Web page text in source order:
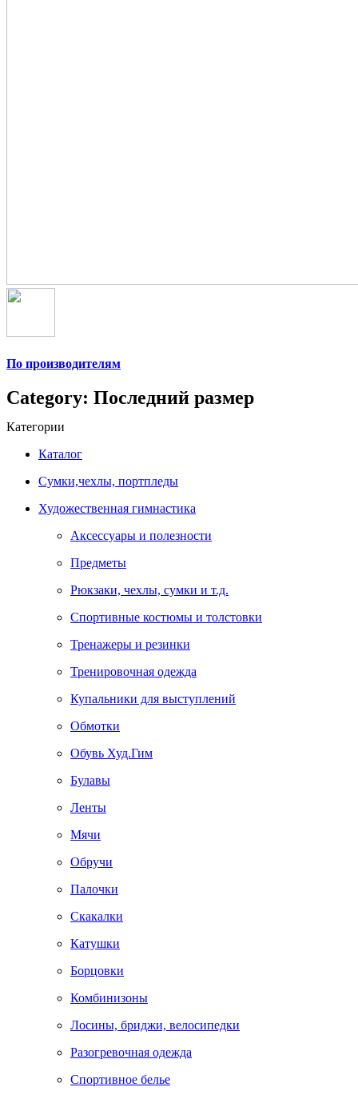
По производителям
Category: Последний размер
Категории
Каталог
Сумки,чехлы, портпледы
Художественная гимнастика
Аксессуары и полезности
Предметы
Рюкзаки, чехлы, сумки и т.д.
Спортивные костюмы и толстовки
Тренажеры и резинки
Тренировочная одежда
Купальники для выступлений
Обмотки
Обувь Худ.Гим
Булавы
Ленты
Мячи
Обручи
Палочки
Скакалки
Катушки
Борцовки
Комбинизоны
Лосины, бриджи, велосипедки
Разогревочная одежда
Спортивное белье